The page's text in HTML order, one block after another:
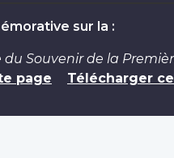
sur la :
du Souvenir de la
page
Télécharger